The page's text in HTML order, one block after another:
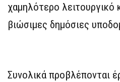
χαμηλότερο λειτουργικό
βιώσιμες δημόσιες
Συνολικά προβλέπονται